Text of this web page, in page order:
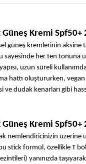
Kremi
güneş kremlerinin aksine
sayesinde her ten tonuna
uzun süreli
hattı oluştururken,
dudak kenarları gibi
Kremi
nemlendiricinizin üzerine
stick formül, özellikle T
yanınızda